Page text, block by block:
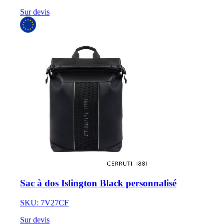
Sur devis
Sac à dos Islington Black personnalisé
SKU: 7V27CF
Sur devis